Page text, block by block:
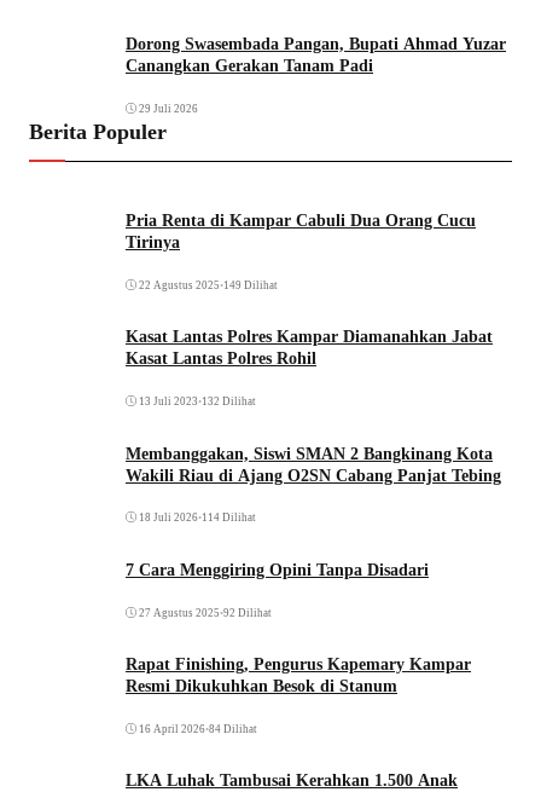
Dorong Swasembada Pangan, Bupati Ahmad Yuzar
Canangkan Gerakan Tanam Padi
29 Juli 2026
Berita Populer
Pria Renta di Kampar Cabuli Dua Orang Cucu
Tirinya
22 Agustus 2025 •149 Dilihat
Kasat Lantas Polres Kampar Diamanahkan Jabat
Kasat Lantas Polres Rohil
13 Juli 2023 •132 Dilihat
Membanggakan, Siswi SMAN 2 Bangkinang Kota
Wakili Riau di Ajang O2SN Cabang Panjat Tebing
18 Juli 2026•114 Dilihat
7 Cara Menggiring Opini Tanpa Disadari
27 Agustus 2025 •92 Dilihat
Rapat Finishing, Pengurus Kapemary Kampar
Resmi Dikukuhkan Besok di Stanum
16 April 2026•84 Dilihat
LKA Luhak Tambusai Kerahkan 1.500 Anak